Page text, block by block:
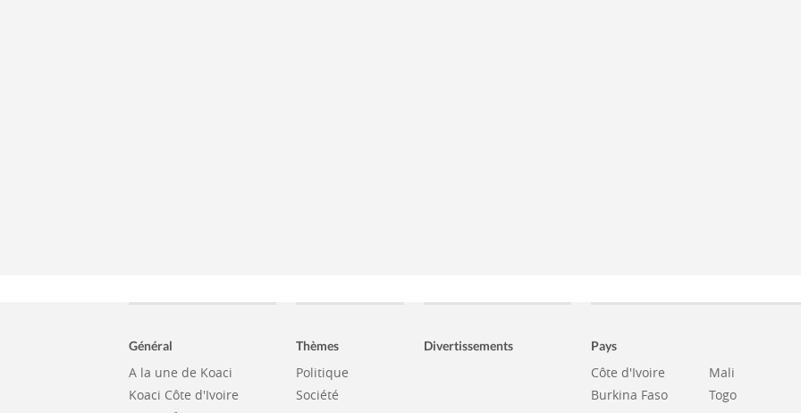
Général
A la une de Koaci
Koaci Côte d'Ivoire
Thèmes
Politique
Société
Divertissements Pays
Côte d'Ivoire
Burkina Faso
Mali
Togo